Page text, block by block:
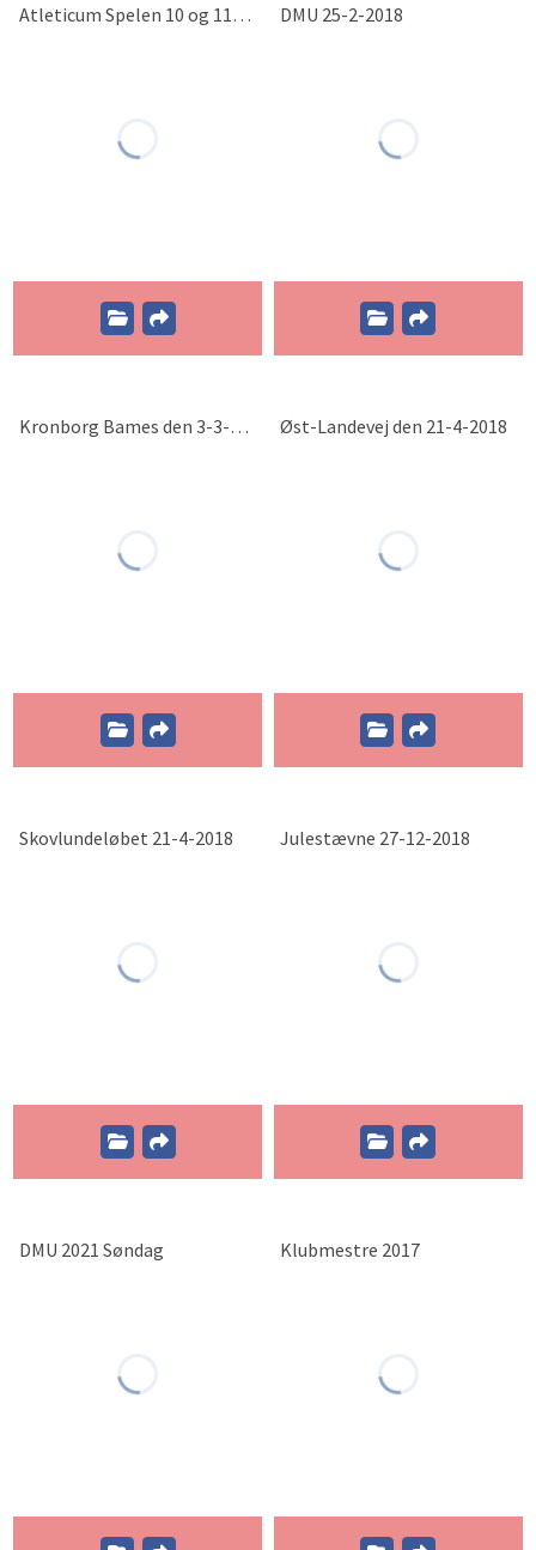
Atleticum Spelen 10 og 11-2-2018 DMU 25-2-2018
Kronborg Bames den 3-3-2018 Øst-Landevej den 21-4-2018
Skovlundeløbet 21-4-2018 Julestævne 27-12-2018
DMU 2021 Søndag Klubmestre 2017